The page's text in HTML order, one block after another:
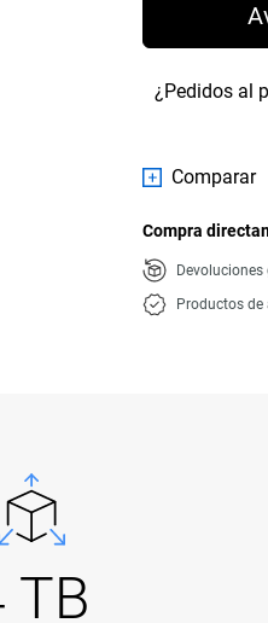
¿Pedidos al
Comparar
Compra
Productos
TB